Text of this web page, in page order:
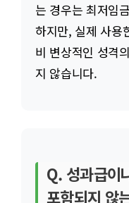
는 경우는 최저임
하지만, 실제 사용
비 변상적인 성격
지 않습니다.
Q. 성과급이
포함되지 않